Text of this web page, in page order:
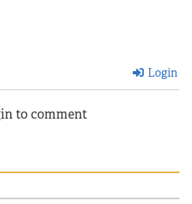
Login
to comment